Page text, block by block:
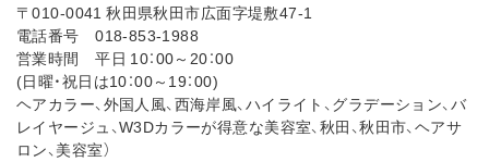
〒010-0041 秋田県秋田市広面字堤敷47-1
電話番号 018-853-1988
営業時間 平日 10：00～20：00
(日曜・祝日は10：00～19：00)
ヘアカラー、外国人風、西海岸風、ハイライト、グラデーション、バ
レイヤージュ、W3Dカラーが得意な美容室、秋田、秋田市、ヘアサ
ロン、美容室）